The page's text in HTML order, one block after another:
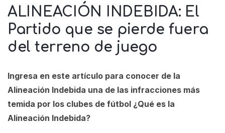
ALINEACIÓN INDEBIDA: El
Partido que se pierde fuera
del terreno de juego
Ingresa en este artículo para conocer de la
Alineación Indebida una de las infracciones más
temida por los clubes de fútbol ¿Qué es la
Alineación Indebida?